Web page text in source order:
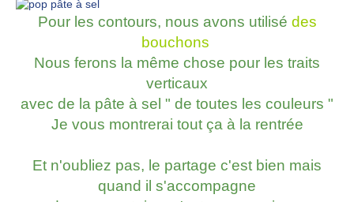
Pour les contours, nous avons utilisé des
bouchons
Nous ferons la même chose pour les traits
verticaux
avec de la pâte à sel " de toutes les couleurs "
Je vous montrerai tout ça à la rentrée
Et n'oubliez pas, le partage c'est bien mais
quand il s'accompagne